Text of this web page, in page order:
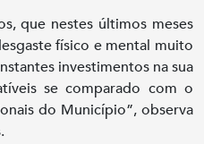
que nestes últimos meses
físico e mental muito
investimentos na sua
se comparado com o
do Município”, observa